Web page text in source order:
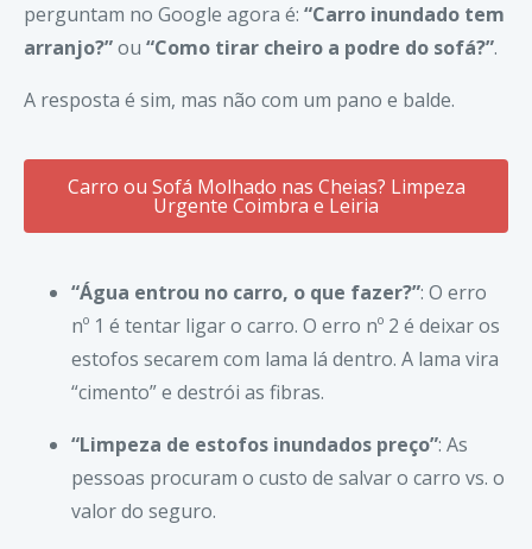
perguntam no Google agora é: “Carro inundado tem
arranjo?”ou “Como tirar cheiro a podre do sofá?”.
A resposta é sim, mas não com um pano e balde.
Carro ou Sofá Molhado nas Cheias? Limpeza
Urgente Coimbra e Leiria
“Água entrou no carro, o que fazer?”: O erro
nº 1 é tentar ligar o carro. O erro nº 2 é deixar os
estofos secarem com lama lá dentro. A lama vira
“cimento” e destrói as fibras.
“Limpeza de estofos inundados preço”: As
pessoas procuram o custo de salvar o carro vs. o
valor do seguro.